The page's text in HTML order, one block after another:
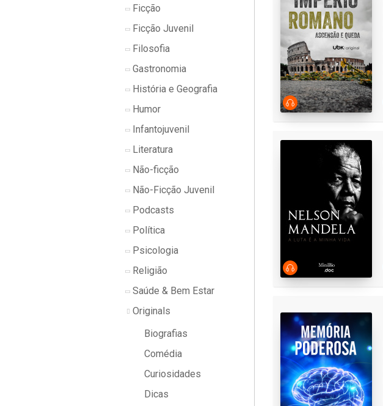
Ficção
Ficção Juvenil
Filosofia
Gastronomia
História e Geografia
Humor
Infantojuvenil
Literatura
Não-ficção
Não-Ficção Juvenil
Podcasts
Política
Psicologia
Religião
Saúde & Bem Estar
Originals
Biografias
Comédia
Curiosidades
Dicas